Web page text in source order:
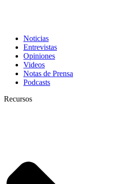
Noticias
Entrevistas
Opiniones
Videos
Notas de Prensa
Podcasts
Recursos